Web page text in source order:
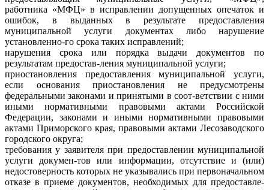
работника «МФЦ» в исправлении допущенных опечаток и
ошибок, в выданных в результате предоставления
муниципальной услуги документах либо нарушение
установленно-го срока таких исправлений;
нарушения срока или порядка выдачи документов по
результатам предостав-ления муниципальной услуги;
приостановления предоставления муниципальной услуги,
если основания приостановления не предусмотрены
федеральными законами и принятыми в соот-ветствии с ними
иными нормативными правовыми актами Российской
Федерации, законами и иными нормативными правовыми
актами Приморского края, правовыми актами Лесозаводского
городского округа;
требования у заявителя при предоставлении муниципальной
услуги докумен-тов или информации, отсутствие и (или)
недостоверность которых не указывались при первоначальном
отказе в приеме документов, необходимых для предоставле-